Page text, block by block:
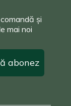
și
mai noi
abonez